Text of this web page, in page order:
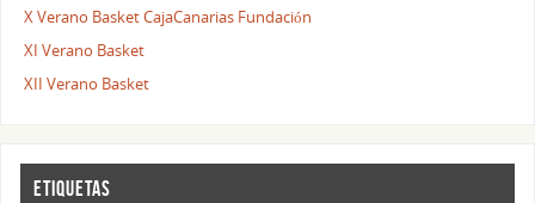
X Verano Basket CajaCanarias Fundación
XI Verano Basket
XII Verano Basket
ETIQUETAS